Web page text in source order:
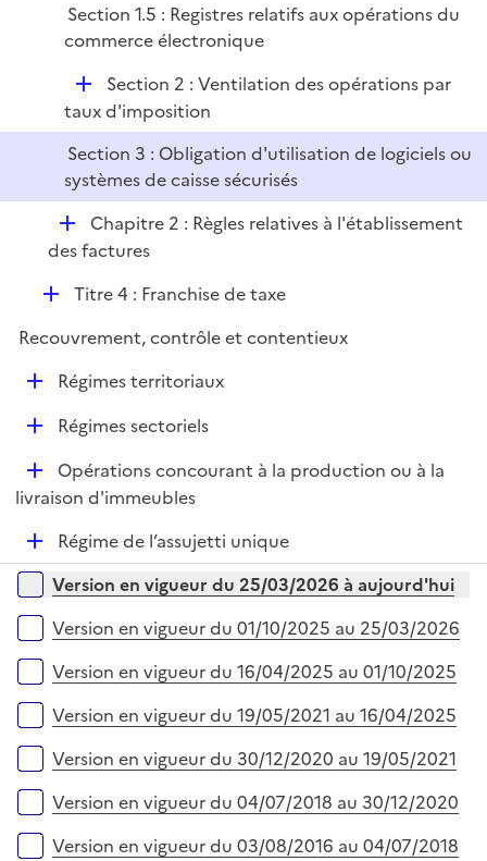
Section 1.5 : Registres relatifs aux opérations du
commerce électronique
D
é
p
l
i
e
Section 2 : Ventilation des opérations par
taux d'imposition
Section 3 : Obligation d'utilisation de logiciels ou
systèmes de caisse sécurisés
D
é
l
e
r
Chapitre 2 : Règles relatives à l'établissement
des factures
D
p
l
e
Titre 4 : Franchise de taxe
Recouvrement, contrôle et contentieux
D
e
Régimes territoriaux
D
l
r
Régimes sectoriels
D
é
e
r
Opérations concourant à la production ou à la
livraison d'immeubles
D
é
p
e
Régime de l’assujetti unique
Versions sur la période
Version en vigueur du 25/03/2026 à aujourd'hui
Version en vigueur du 01/10/2025 au 25/03/2026
Version en vigueur du 16/04/2025 au 01/10/2025
Version en vigueur du 19/05/2021 au 16/04/2025
Version en vigueur du 30/12/2020 au 19/05/2021
Version en vigueur du 04/07/2018 au 30/12/2020
Version en vigueur du 03/08/2016 au 04/07/2018